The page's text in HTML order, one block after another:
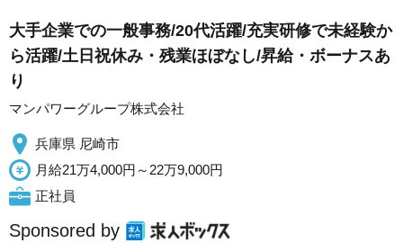
大手企業での一般事務/20代活躍/充実研修で未経験か
ら活躍/土日祝休み・残業ほぼなし/昇給・ボーナスあ
り
マンパワーグループ株式会社
兵庫県 尼崎市
月給21万4,000円～22万9,000円
正社員
Sponsored by